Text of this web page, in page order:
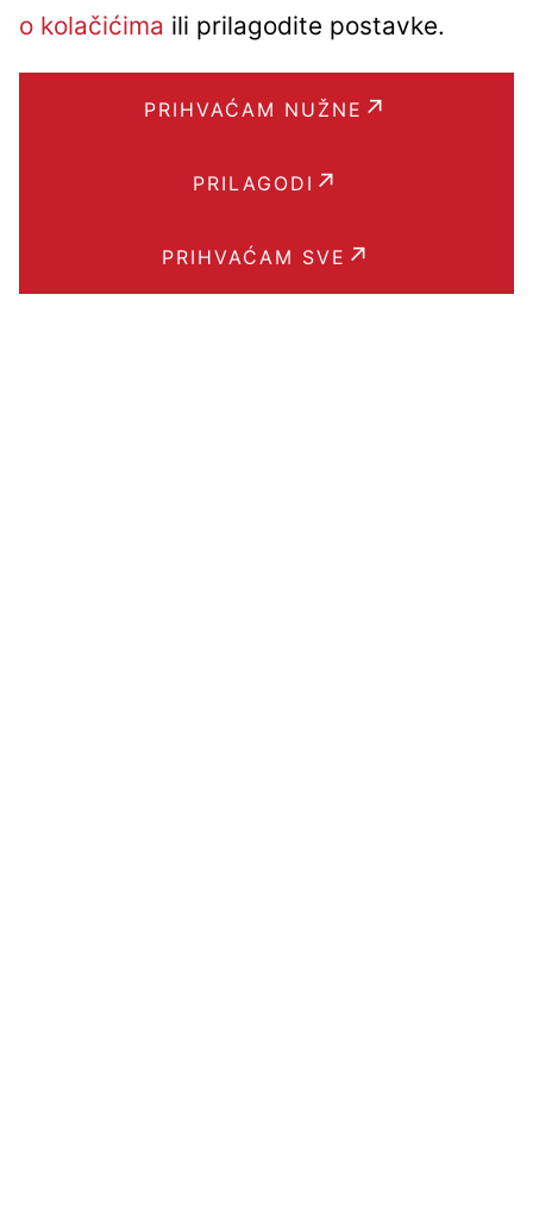
o kolačićima ili prilagodite postavke.
PRIHVAĆAM NUŽNE
PRILAGODI
PRIHVAĆAM SVE